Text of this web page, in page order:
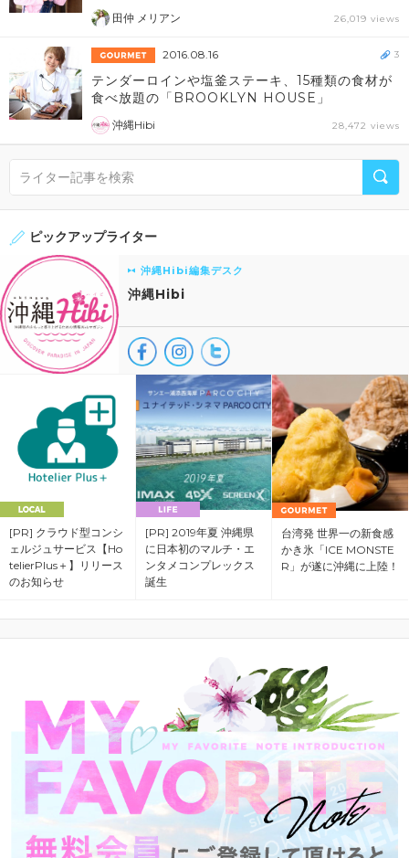
田仲 メリアン 26,019 views
2016.08.16
テンダーロインや塩釜ステーキ、15種類の食材が
食べ放題の「BROOKLYN HOUSE」
沖縄Hibi 28,472 views
3
ピックアップライター
沖縄Hibi編集デスク
沖縄Hibi
[PR] クラウド型コンシ
ェルジュサービス【Ho
telierPlus＋】リリース
のお知らせ
[PR] 2019年夏 沖縄県
に日本初のマルチ・エ
ンタメコンプレックス
誕生
台湾発 世界一の新食感
かき氷「ICE MONSTE
R」が遂に沖縄に上陸！